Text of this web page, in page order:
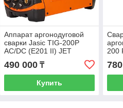
Аппарат аргонодуговой
сварки Jasic TIG-200P
AC/DC (E201 II) JET
490 000₸
Купить
200